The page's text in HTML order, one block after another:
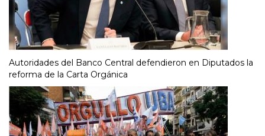
Autoridades del Banco Central defendieron en Diputados la
reforma de la Carta Orgánica